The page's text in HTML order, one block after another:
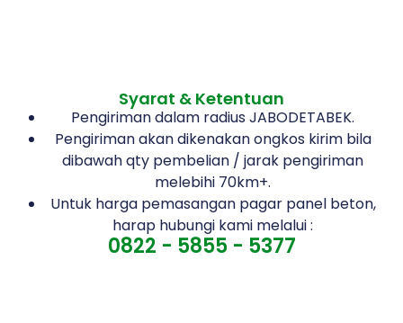
Syarat & Ketentuan
Pengiriman dalam radius JABODETABEK.
Pengiriman akan dikenakan ongkos kirim bila
dibawah qty pembelian / jarak pengiriman
melebihi 70km+.
Untuk harga pemasangan pagar panel beton,
harap hubungi kami melalui :
0822 - 5855 - 5377